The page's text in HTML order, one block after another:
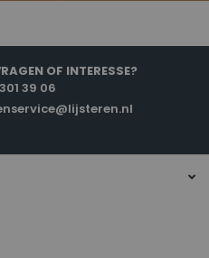
OF INTERESSE?
39 06